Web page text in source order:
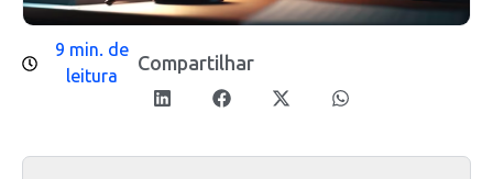
9 min. de
leitura
Compartilhar